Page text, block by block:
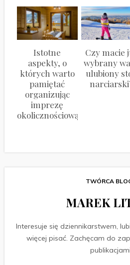
Istotne
aspekty, o
których warto
pamiętać
organizując
imprezę
okolicznościową
Czy macie
wybrany
ulubiony
TWÓRCA
MAREK
Interesuje się dziennikarstwem,
więcej pisać. Zachęcam do
publikacjami.